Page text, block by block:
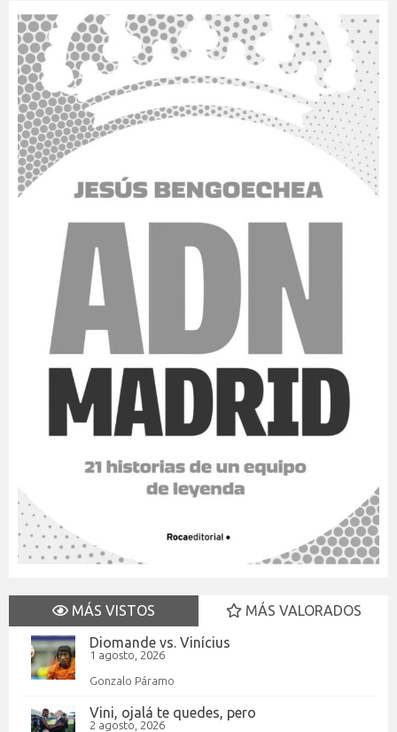
MÁS VISTOS
MÁS VALORADOS
Diomande vs. Vinícius
1 agosto, 2026
Gonzalo Páramo
Vini, ojalá te quedes, pero
2 agosto, 2026